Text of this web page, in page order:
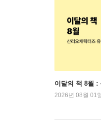
이달의 책 8월 :
2026년 08월 01